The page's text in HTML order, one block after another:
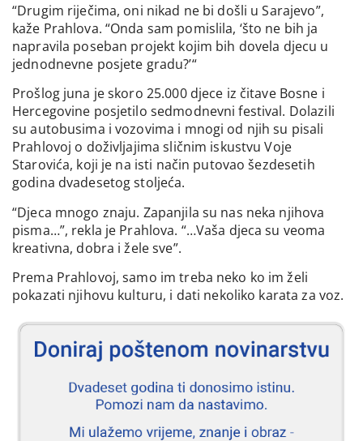
“Drugim riječima, oni nikad ne bi došli u Sarajevo”,
kaže Prahlova. “Onda sam pomislila, ‘što ne bih ja
napravila poseban projekt kojim bih dovela djecu u
jednodnevne posjete gradu?’“
Prošlog juna je skoro 25.000 djece iz čitave Bosne i
Hercegovine posjetilo sedmodnevni festival. Dolazili
su autobusima i vozovima i mnogi od njih su pisali
Prahlovoj o doživljajima sličnim iskustvu Voje
Starovića, koji je na isti način putovao šezdesetih
godina dvadesetog stoljeća.
“Djeca mnogo znaju. Zapanjila su nas neka njihova
pisma…”, rekla je Prahlova. “…Vaša djeca su veoma
kreativna, dobra i žele sve”.
Prema Prahlovoj, samo im treba neko ko im želi
pokazati njihovu kulturu, i dati nekoliko karata za voz.